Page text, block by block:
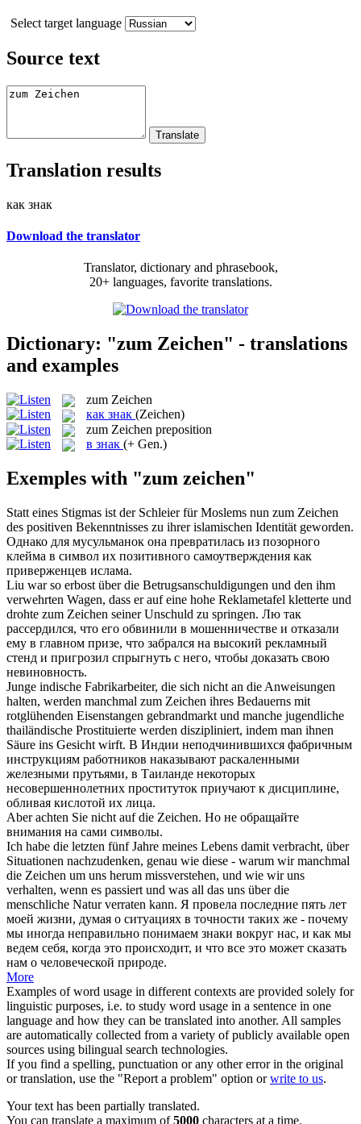
Select target language
Source text
Translation results
как знак
Download the translator
Translator, dictionary and phrasebook,
20+ languages, favorite translations.
Dictionary: "zum Zeichen" - translations
and examples
zum Zeichen
как знак (Zeichen)
zum Zeichen preposition
в знак (+ Gen.)
Exemples with "zum zeichen"
Statt eines Stigmas ist der Schleier für Moslems nun zum Zeichen
des positiven Bekenntnisses zu ihrer islamischen Identität geworden.
Однако для мусульманок она превратилась из позорного
клейма в символ их позитивного самоутверждения как
приверженцев ислама.
Liu war so erbost über die Betrugsanschuldigungen und den ihm
verwehrten Wagen, dass er auf eine hohe Reklametafel kletterte und
drohte zum Zeichen seiner Unschuld zu springen. Лю так
рассердился, что его обвинили в мошенничестве и отказали
ему в главном призе, что забрался на высокий рекламный
стенд и пригрозил спрыгнуть с него, чтобы доказать свою
невиновность.
Junge indische Fabrikarbeiter, die sich nicht an die Anweisungen
halten, werden manchmal zum Zeichen ihres Bedauerns mit
rotglühenden Eisenstangen gebrandmarkt und manche jugendliche
thailändische Prostituierte werden diszipliniert, indem man ihnen
Säure ins Gesicht wirft. В Индии неподчинившихся фабричным
инструкциям работников наказывают раскаленными
железными прутьями, в Таиланде некоторых
несовершеннолетних проституток приучают к дисциплине,
обливая кислотой их лица.
Aber achten Sie nicht auf die Zeichen. Но не обращайте
внимания на сами символы.
Ich habe die letzten fünf Jahre meines Lebens damit verbracht, über
Situationen nachzudenken, genau wie diese - warum wir manchmal
die Zeichen um uns herum missverstehen, und wie wir uns
verhalten, wenn es passiert und was all das uns über die
menschliche Natur verraten kann. Я провела последние пять лет
моей жизни, думая о ситуациях в точности таких же - почему
мы иногда неправильно понимаем знаки вокруг нас, и как мы
ведем себя, когда это происходит, и что все это может сказать
нам о человеческой природе.
More
Examples of word usage in different contexts are provided solely for
linguistic purposes, i.e. to study word usage in a sentence in one
language and how they can be translated into another. All samples
are automatically collected from a variety of publicly available open
sources using bilingual search technologies.
If you find a spelling, punctuation or any other error in the original
or translation, use the "Report a problem" option orwrite to us.
Your text has been partially translated.
You can translate a maximum of5000 characters at a time.